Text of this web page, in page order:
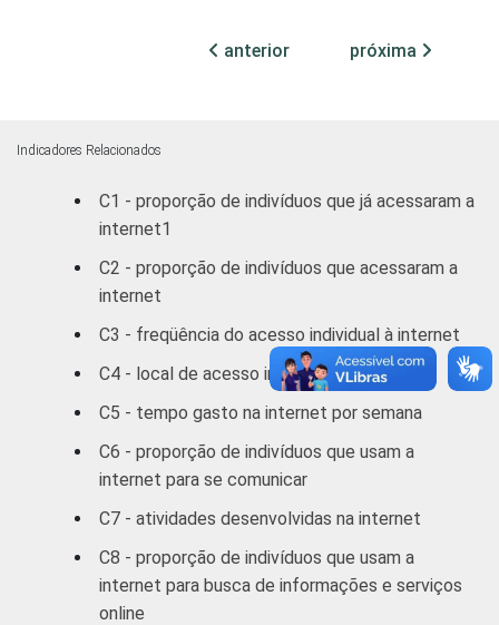
Médio 51
FAIXA
anos
anos
45 49
De 35 a 44
anos
24
De 45 a 59
De 60 anos ou
mais
3
anterior próxima
Indicadores Relacionados
C1 - proporção de indivíduos que já acessaram a
internet1
C2 - proporção de indivíduos que acessaram a
internet
C3 - freqüência do acesso individual à internet
C4 - local de acesso individual à internet
C5 - tempo gasto na internet por semana
C6 - proporção de indivíduos que usam a
internet para se comunicar
C7 - atividades desenvolvidas na internet
C8 - proporção de indivíduos que usam a
internet para busca de informações e serviços
online